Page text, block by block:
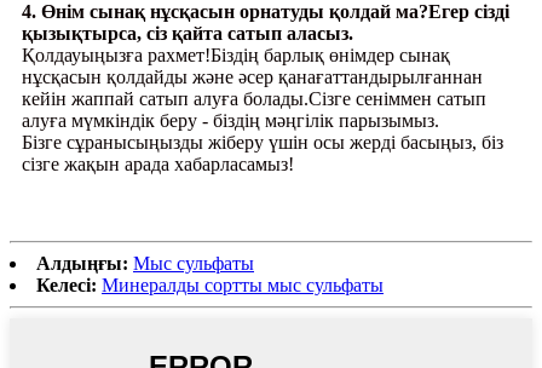
4. Өнім сынақ нұсқасын орнатуды қолдай ма?Егер сізді
қызықтырса, сіз қайта сатып аласыз.
Қолдауыңызға рахмет!Біздің барлық өнімдер сынақ
нұсқасын қолдайды және әсер қанағаттандырылғаннан
кейін жаппай сатып алуға болады.Сізге сеніммен сатып
алуға мүмкіндік беру - біздің мәңгілік парызымыз.
Бізге сұранысыңызды жіберу үшін осы жерді басыңыз, біз
сізге жақын арада хабарласамыз!
Алдыңғы: Мыс сульфаты
Келесі: Минералды сортты мыс сульфаты